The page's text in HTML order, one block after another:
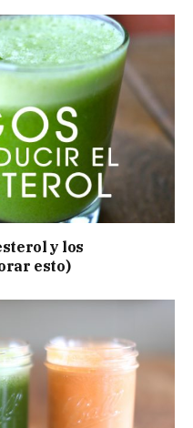
y los
esto)